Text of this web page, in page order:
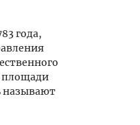
года,
площади
называют